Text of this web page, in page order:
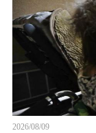
2026/08/09